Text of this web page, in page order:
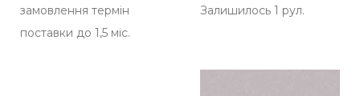
замовлення термін
поставки до 1,5 міс.
Залишилось 1 рул.